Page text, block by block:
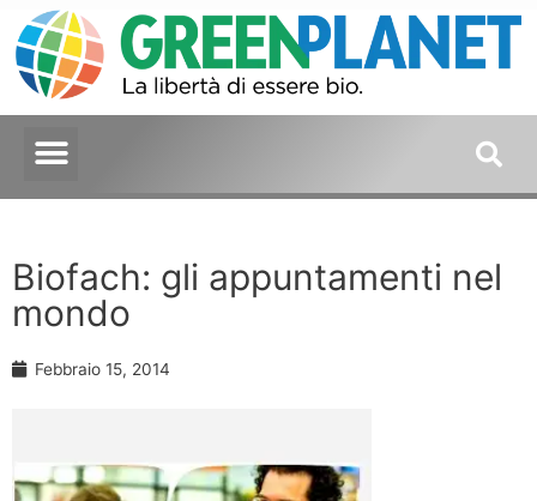
Biofach: gli appuntamenti nel
mondo
Febbraio 15, 2014